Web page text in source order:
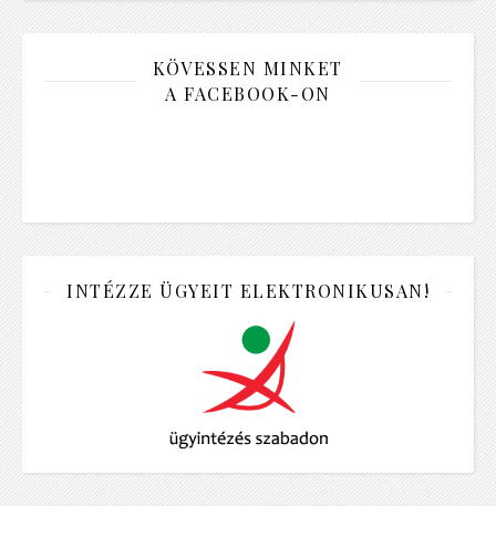
KÖVESSEN MINKET
A FACEBOOK-ON
INTÉZZE ÜGYEIT ELEKTRONIKUSAN!